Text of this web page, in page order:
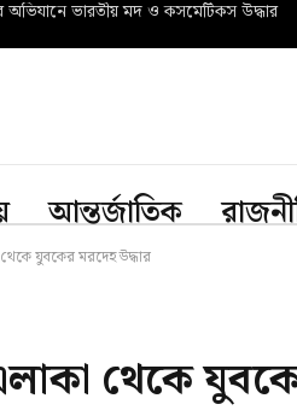
অভিযানে ভারতীয় মদ ও কসমেটিকস উদ্ধার
আন্তর্জাতিক
যুবকের মরদেহ উদ্ধার
থেকে